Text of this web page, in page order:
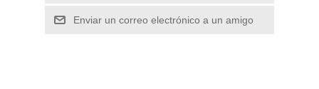
Enviar un correo electrónico a un amigo